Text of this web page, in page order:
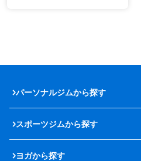
パーソナルジムから探す
スポーツジムから探す
ヨガから探す